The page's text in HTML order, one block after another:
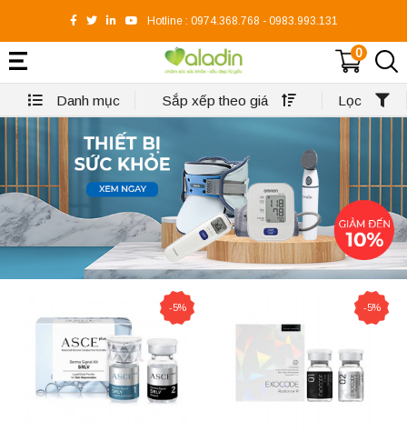
Hotline : 0974.368.768 - 0983.993.131
0
Danh mục Sắp xếp theo giá Lọc
-5% -5%